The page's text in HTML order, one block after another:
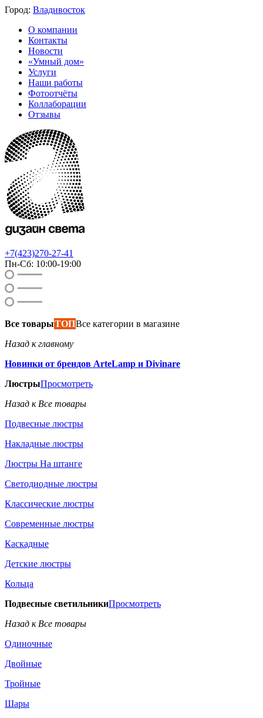
Город: Владивосток
О компании
Контакты
Новости
«Умный дом»
Услуги
Наши работы
Фотоотчёты
Коллаборации
Отзывы
+7(423)270-27-41
Пн-Сб: 10:00-19:00
Все товарыТОПВсе категории в магазине
Назад к главному
Новинки от брендов ArteLamp и Divinare
ЛюстрыПросмотреть
Назад к Все товары
Подвесные люстры
Накладные люстры
Люстры На штанге
Светодиодные люстры
Классические люстры
Современные люстры
Каскадные
Детские люстры
Кольца
Подвесные светильникиПросмотреть
Назад к Все товары
Одиночные
Двойные
Тройные
Шары